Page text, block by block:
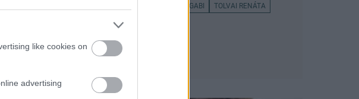
like cookies on
advertising
ilyen
TÓTH GABI TOLVAI RENÁTA